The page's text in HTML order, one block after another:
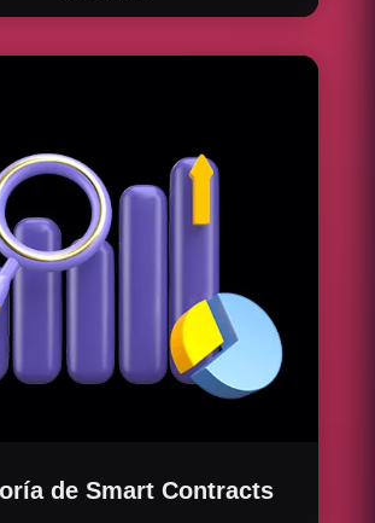
smart contracts personalizados
de Smart Contracts